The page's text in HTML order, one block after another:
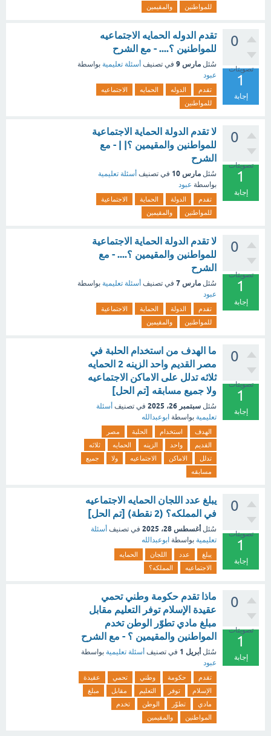
للمواطنين
والمقيمين
0
تصويتات
1
إجابة
تقدم الدوله الحمايه الاجتماعيه
للمواطنين ؟.... - مع الشرح
سُئل مارس 9 في تصنيف أسئلة تعليمية بواسطة
عبود
تقدم الدوله الحمايه
الاجتماعيه
للمواطنين
0
تصويتات
1
إجابة
لا تقدم الدولة الحماية الاجتماعية
للمواطنين والمقيمين ؟| | - مع
الشرح
سُئل مارس 10 في تصنيف أسئلة تعليمية
بواسطة عبود
تقدم الدولة الحماية
الاجتماعية
للمواطنين
والمقيمين
0
تصويتات
1
إجابة
لا تقدم الدولة الحماية الاجتماعية
للمواطنين والمقيمين ؟.... - مع
الشرح
سُئل مارس 7 في تصنيف أسئلة تعليمية بواسطة
عبود
تقدم الدولة الحماية
الاجتماعية
للمواطنين
والمقيمين
0
تصويتات
1
إجابة
ما الهدف من استخدام الحلبة في
مصر القديم واحد الزينه 2 الحمايه
ثلاثه تدلل على الاماكن الاجتماعيه
ولا جميع مسابقه [تم الحل]
سُئل سبتمبر 26، 2025 في تصنيف أسئلة
تعليمية بواسطة ابوعبدالله
الهدف استخدام الحلبة
مصر
القديم
واحد الزينه الحمايه
ثلاثه
تدلل
الاماكن الاجتماعيه ولا
جميع
مسابقه
0
تصويتات
1
إجابة
يبلغ عدد اللجان الحمايه الاجتماعيه
في المملكه؟ (2 نقطة) [تم الحل]
سُئل أغسطس 28، 2025 في تصنيف أسئلة
تعليمية بواسطة ابوعبدالله
يبلغ عدد اللجان
الحمايه
الاجتماعيه
المملكه؟
0
تصويتات
1
إجابة
ماذا تقدم حكومة وطني تحمي
عقيدة الإسلام توفر التعليم مقابل
مبلغ مادي تطوّر الوطن تخدم
المواطنين والمقيمين ؟ - مع الشرح
سُئل أبريل 1 في تصنيف أسئلة تعليمية بواسطة
عبود
تقدم حكومة وطني تحمي
عقيدة
الإسلام
توفر التعليم مقابل
مبلغ
مادي
تطوّر الوطن
تخدم
المواطنين
والمقيمين